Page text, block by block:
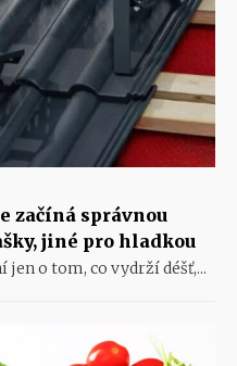
začíná správnou
jiné pro hladkou
o tom, co vydrží déšť,...